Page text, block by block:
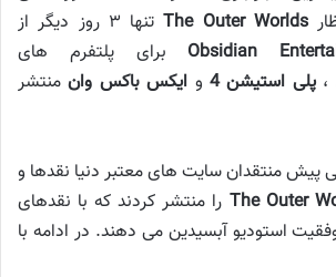
The Outer Worlds
تنها ۳ روز دیگر از
Obsidian برای پلتفرم های
،پلی استیشن 4 و ایکس باکس وانمنتشر
پیش منتقدان سایت های معتبر دنیا نقدها و
The Outer را منتشر کردند که با نقدهای
استودیو آبسیدین می دهند. در ادامه با